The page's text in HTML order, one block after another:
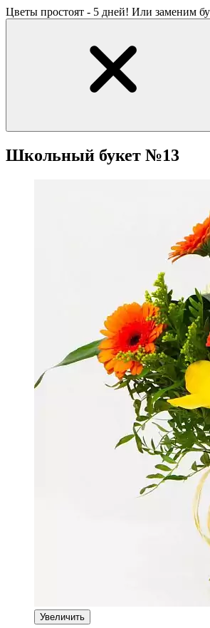
Цветы простоят - 5 дней! Или заменим
Школьный букет №13
Увеличить